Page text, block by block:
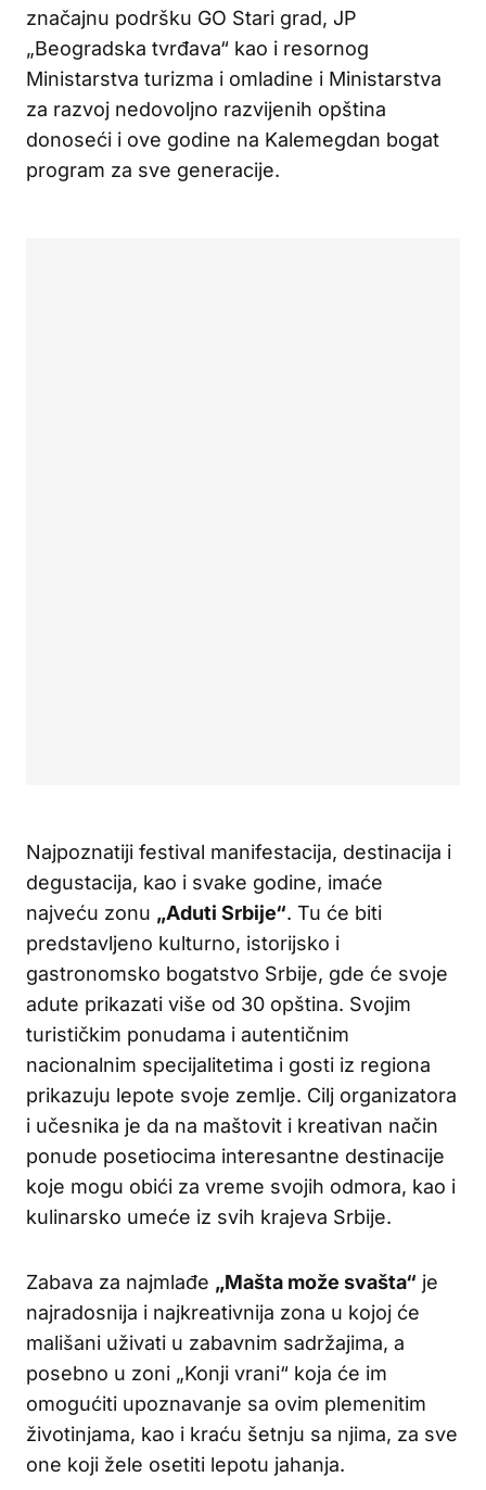
značajnu podršku GO Stari grad, JP
„Beogradska tvrđava“ kao i resornog
Ministarstva turizma i omladine i Ministarstva
za razvoj nedovoljno razvijenih opština
donoseći i ove godine na Kalemegdan bogat
program za sve generacije.
Najpoznatiji festival manifestacija, destinacija i
degustacija, kao i svake godine, imaće
najveću zonu „Aduti Srbije“. Tu će biti
predstavljeno kulturno, istorijsko i
gastronomsko bogatstvo Srbije, gde će svoje
adute prikazati više od 30 opština. Svojim
turističkim ponudama i autentičnim
nacionalnim specijalitetima i gosti iz regiona
prikazuju lepote svoje zemlje. Cilj organizatora
i učesnika je da na maštovit i kreativan način
ponude posetiocima interesantne destinacije
koje mogu obići za vreme svojih odmora, kao i
kulinarsko umeće iz svih krajeva Srbije.
Zabava za najmlađe „Mašta može svašta“ je
najradosnija i najkreativnija zona u kojoj će
mališani uživati u zabavnim sadržajima, a
posebno u zoni „Konji vrani“ koja će im
omogućiti upoznavanje sa ovim plemenitim
životinjama, kao i kraću šetnju sa njima, za sve
one koji žele osetiti lepotu jahanja.